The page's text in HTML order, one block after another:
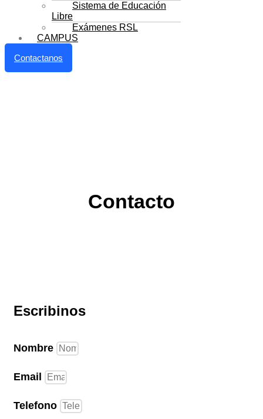
Sistema de Educación
Libre
Exámenes RSL
CAMPUS
Contactanos
Contacto
Escribinos
Nombre
Email
Telefono